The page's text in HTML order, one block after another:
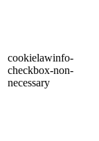
cookielawinfo-
checkbox-non-
necessary